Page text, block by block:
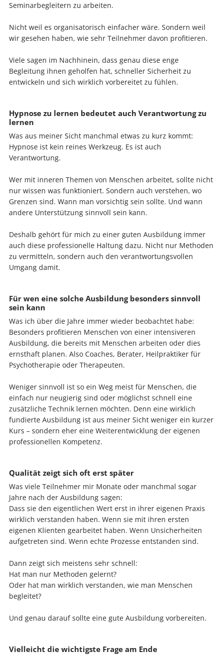
Seminarbegleitern zu arbeiten.
Nicht weil es organisatorisch einfacher wäre. Sondern weil
wir gesehen haben, wie sehr Teilnehmer davon profitieren.
Viele sagen im Nachhinein, dass genau diese enge
Begleitung ihnen geholfen hat, schneller Sicherheit zu
entwickeln und sich wirklich vorbereitet zu fühlen.
Hypnose zu lernen bedeutet auch Verantwortung zu
lernen
Was aus meiner Sicht manchmal etwas zu kurz kommt:
Hypnose ist kein reines Werkzeug. Es ist auch
Verantwortung.
Wer mit inneren Themen von Menschen arbeitet, sollte nicht
nur wissen was funktioniert. Sondern auch verstehen, wo
Grenzen sind. Wann man vorsichtig sein sollte. Und wann
andere Unterstützung sinnvoll sein kann.
Deshalb gehört für mich zu einer guten Ausbildung immer
auch diese professionelle Haltung dazu. Nicht nur Methoden
zu vermitteln, sondern auch den verantwortungsvollen
Umgang damit.
Für wen eine solche Ausbildung besonders sinnvoll
sein kann
Was ich über die Jahre immer wieder beobachtet habe:
Besonders profitieren Menschen von einer intensiveren
Ausbildung, die bereits mit Menschen arbeiten oder dies
ernsthaft planen. Also Coaches, Berater, Heilpraktiker für
Psychotherapie oder Therapeuten.
Weniger sinnvoll ist so ein Weg meist für Menschen, die
einfach nur neugierig sind oder möglichst schnell eine
zusätzliche Technik lernen möchten. Denn eine wirklich
fundierte Ausbildung ist aus meiner Sicht weniger ein kurzer
Kurs – sondern eher eine Weiterentwicklung der eigenen
professionellen Kompetenz.
Qualität zeigt sich oft erst später
Was viele Teilnehmer mir Monate oder manchmal sogar
Jahre nach der Ausbildung sagen:
Dass sie den eigentlichen Wert erst in ihrer eigenen Praxis
wirklich verstanden haben. Wenn sie mit ihren ersten
eigenen Klienten gearbeitet haben. Wenn Unsicherheiten
aufgetreten sind. Wenn echte Prozesse entstanden sind.
Dann zeigt sich meistens sehr schnell:
Hat man nur Methoden gelernt?
Oder hat man wirklich verstanden, wie man Menschen
begleitet?
Und genau darauf sollte eine gute Ausbildung vorbereiten.
Vielleicht die wichtigste Frage am Ende